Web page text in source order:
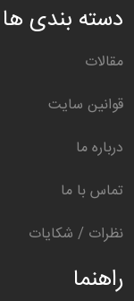
دسته بندی ها
مقالات
قوانین سایت
درباره ما
تماس با ما
نظرات / شکایات
راهنما